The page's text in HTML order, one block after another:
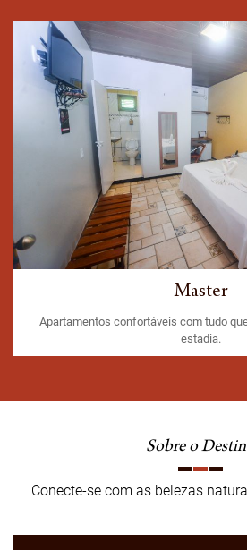
Master
Apartamentos confortáveis com tudo
estadia.
Sobre o
Conecte-se com as belezas